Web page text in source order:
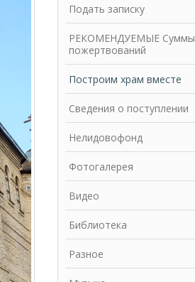
Подать записку
РЕКОМЕНДУЕМЫЕ Суммы
пожертвований
Построим храм вместе
Сведения о поступлении
Нелидовофонд
Фотогалерея
Видео
Библиотека
Разное